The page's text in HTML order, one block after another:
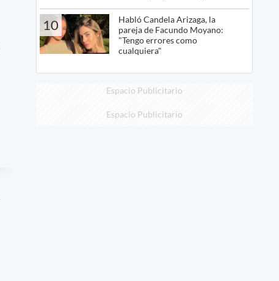
10
Habló Candela Arizaga, la
pareja de Facundo Moyano:
"Tengo errores como
cualquiera"
Espacio Publicitario
Espacio Publicitario